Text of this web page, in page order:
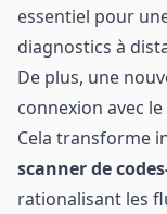
essentiel pour
diagnostics à
De plus, une
connexion avec
Cela transforme
scanner de
rationalisant les